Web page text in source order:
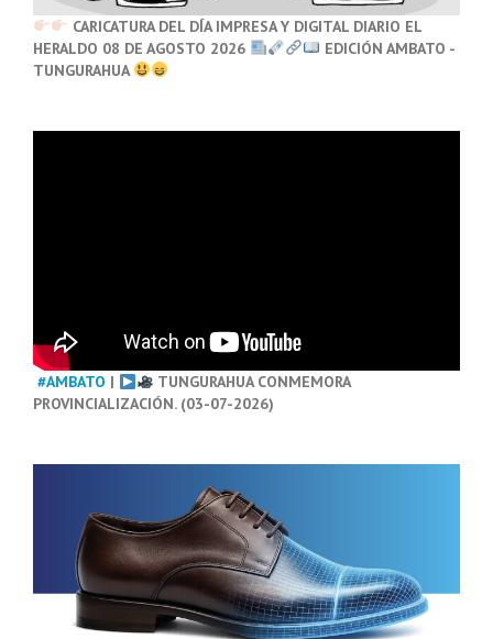
CARICATURA DEL DÍA IMPRESA Y DIGITAL DIARIO EL
HERALDO 08 DE AGOSTO 2026
EDICIÓN AMBATO -
TUNGURAHUA
#AMBATO |
TUNGURAHUA CONMEMORA
PROVINCIALIZACIÓN. (03-07-2026)